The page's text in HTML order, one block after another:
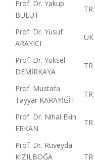
Prof. Dr. Yakup
BULUT
TR
Prof. Dr. Yusuf
ARAYICI
UK
Prof. Dr. Yüksel
DEMİRKAYA
TR
Prof. Mustafa
Tayyar KARAYİĞİT
TR
Prof. Dr. Nihal Ekin
ERKAN
TR
Prof. Dr. Rüveyda
KIZILBOĞA
TR